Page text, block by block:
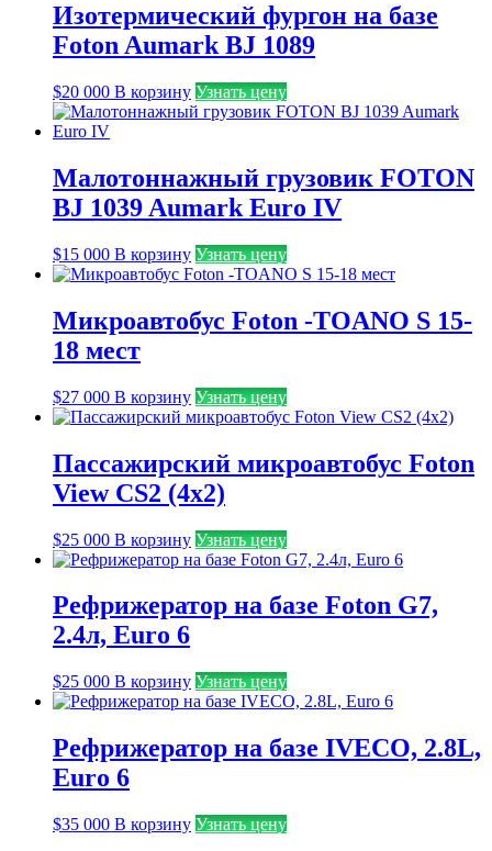
Изотермический фургон на базе
Foton Aumark BJ 1089
$20 000 В корзину Узнать цену
Малотоннажный грузовик FOTON
BJ 1039 Aumark Euro IV
$15 000 В корзину Узнать цену
Микроавтобус Foton -TOANO S 15-
18 мест
$27 000 В корзину Узнать цену
Пассажирский микроавтобус Foton
View CS2 (4х2)
$25 000 В корзину Узнать цену
Рефрижератор на базе Foton G7,
2.4л, Euro 6
$25 000 В корзину Узнать цену
Рефрижератор на базе IVECO, 2.8L,
Euro 6
$35 000 В корзину Узнать цену